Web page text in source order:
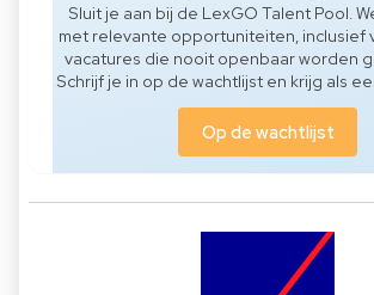
Sluit je aan bij de LexGO Talent Pool.
met relevante opportuniteiten, inclusief
vacatures die nooit openbaar worden
Schrijf je in op de wachtlijst en krijg als
Op de wachtlijst